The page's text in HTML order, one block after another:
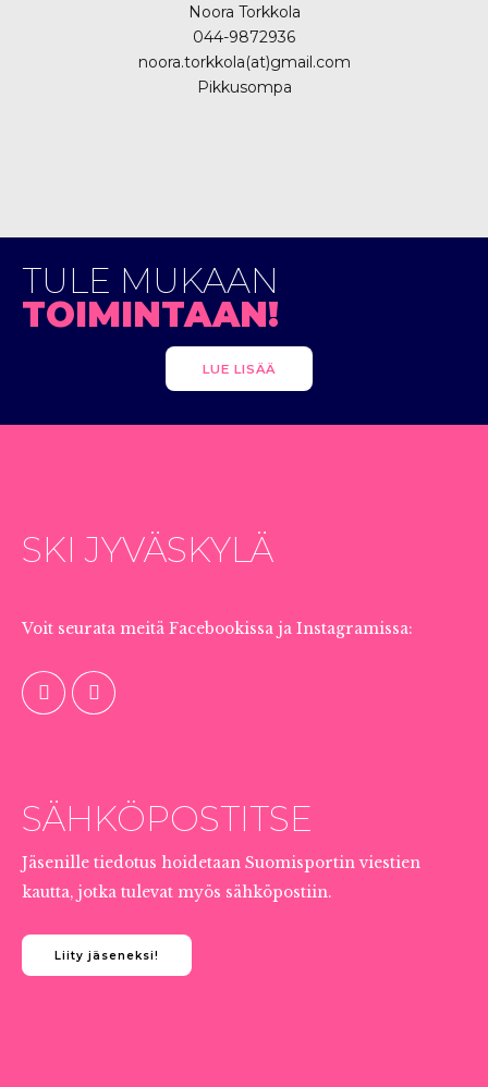
Noora Torkkola
044-9872936
noora.torkkola(at)gmail.com
Pikkusompa
TULE MUKAAN
TOIMINTAAN!
LUE LISÄÄ
SKI JYVÄSKYLÄ
Voit seurata meitä Facebookissa ja Instagramissa:
SÄHKÖPOSTITSE
Jäsenille tiedotus hoidetaan Suomisportin viestien
kautta, jotka tulevat myös sähköpostiin.
Liity jäseneksi!